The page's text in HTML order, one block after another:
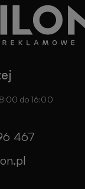
8:00 do 16:00
+48 603 696 467